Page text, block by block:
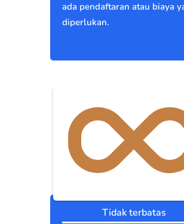
ada pendaftaran atau biaya
diperlukan.
Tidak terbatas